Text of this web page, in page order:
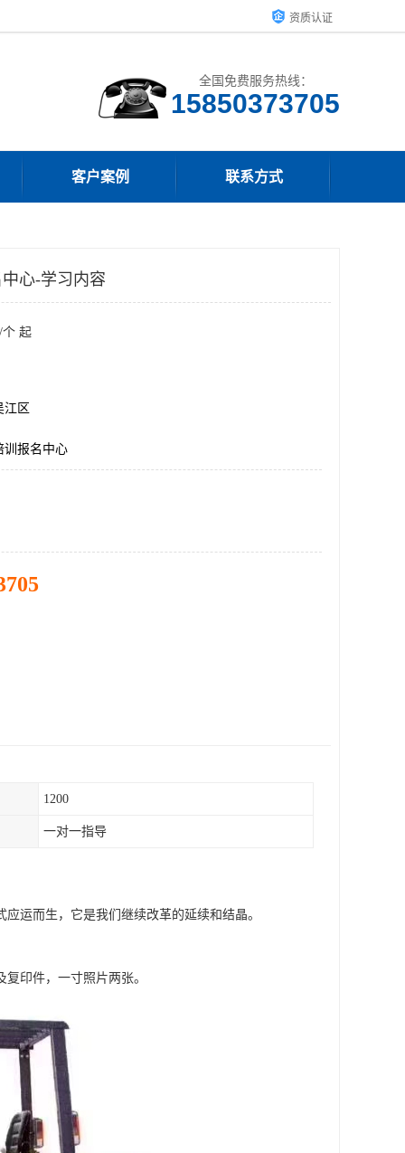
资质认证
全国免费服务热线：
15850373705
客户案例 联系方式
心-学习内容
起
江区
训报名中心
1200
一对一指导
运而生，它是我们继续改革的延续和结晶。
印件，一寸照片两张。